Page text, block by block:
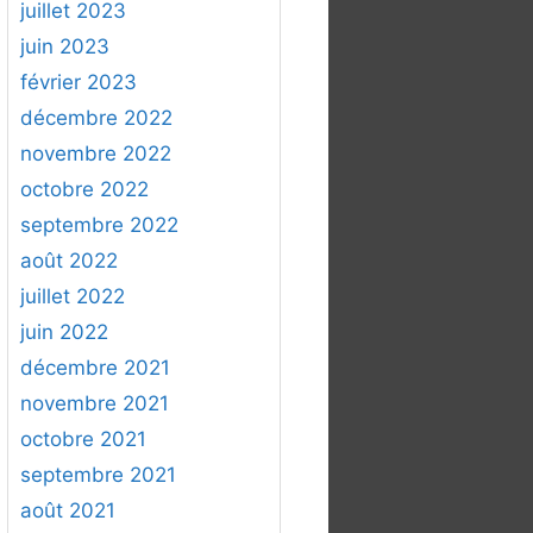
juillet 2023
juin 2023
février 2023
décembre 2022
novembre 2022
octobre 2022
septembre 2022
août 2022
juillet 2022
juin 2022
décembre 2021
novembre 2021
octobre 2021
septembre 2021
août 2021